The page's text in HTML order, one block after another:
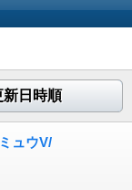
新日時順
ュウV/